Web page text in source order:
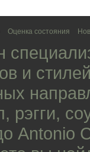
Оценка состояния
и
, рэгги,
Antonio